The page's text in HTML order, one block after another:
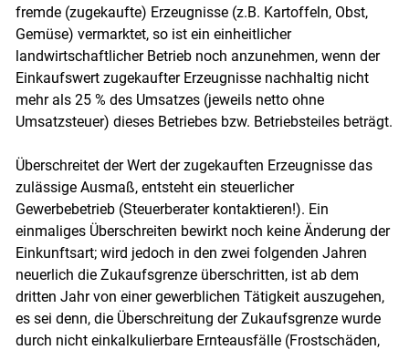
fremde (zugekaufte) Erzeugnisse (z.B. Kartoffeln, Obst,
Gemüse) vermarktet, so ist ein einheitlicher
landwirtschaftlicher Betrieb noch anzunehmen, wenn der
Einkaufswert zugekaufter Erzeugnisse nachhaltig nicht
mehr als 25 % des Umsatzes (jeweils netto ohne
Umsatzsteuer) dieses Betriebes bzw. Betriebsteiles beträgt.
Überschreitet der Wert der zugekauften Erzeugnisse das
zulässige Ausmaß, entsteht ein steuerlicher
Gewerbebetrieb (Steuerberater kontaktieren!). Ein
einmaliges Überschreiten bewirkt noch keine Änderung der
Einkunftsart; wird jedoch in den zwei folgenden Jahren
neuerlich die Zukaufsgrenze überschritten, ist ab dem
dritten Jahr von einer gewerblichen Tätigkeit auszugehen,
es sei denn, die Überschreitung der Zukaufsgrenze wurde
durch nicht einkalkulierbare Ernteausfälle (Frostschäden,